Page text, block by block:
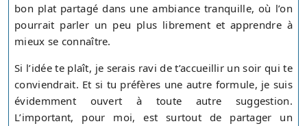
bon plat partagé dans une ambiance tranquille, où l’on
pourrait parler un peu plus librement et apprendre à
mieux se connaître.
Si l’idée te plaît, je serais ravi de t’accueillir un soir qui te
conviendrait. Et si tu préfères une autre formule, je suis
évidemment ouvert à toute autre suggestion.
L’important, pour moi, est surtout de partager un